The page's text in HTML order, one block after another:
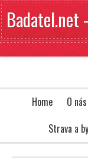
Badatel.net
Home O nás
Strava a